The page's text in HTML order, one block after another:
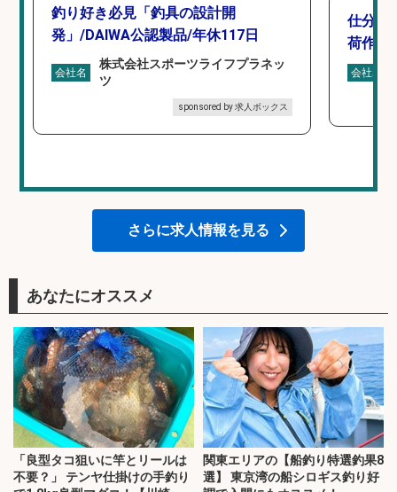
釣り好き必見「釣具の設計開
発」/DAIWA公認製品/年休117日
会社名
株式会社スポーツライフプラネッ
ツ
sponsored by 求人ボックス
仕分け
荷作業
会社名
さらに求人情報を見る
あなたにオススメ
「良型タコ狙いに竿とリールは
不要？」 テンヤ仕掛けの手釣り
関東エリアの【船釣り特選釣果8
選】 東京湾の船シロギス釣り好